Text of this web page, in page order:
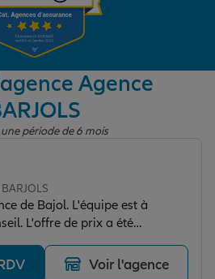
de la vie
Agence
période de 6 mois
de Bajol. L'équipe est à
L'offre de prix a été
s'est révélée très compétitive,
recommande cette agence.
Voir l'agence